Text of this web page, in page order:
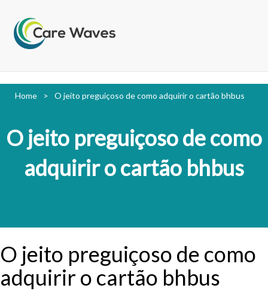
Home > O jeito preguiçoso de como adquirir o cartão bhbus
O jeito preguiçoso de como
adquirir o cartão bhbus
O jeito preguiçoso de como
adquirir o cartão bhbus